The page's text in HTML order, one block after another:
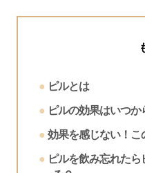
ピルとは
ピルの効果はいつか
効果を感じない！こ
ピルを飲み忘れた